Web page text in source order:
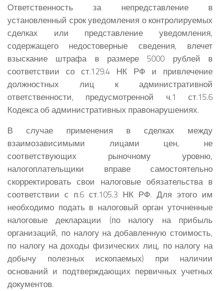
Ответственность за непредставление в
установленный срок уведомления о контролируемых
сделках или представление уведомления,
содержащего недостоверные сведения, влечет
взыскание штрафа в размере 5000 рублей в
соответствии со ст.129.4 НК РФ и привлечение
должностных лиц к административной
ответственности, предусмотренной ч.1 ст.15.6
Кодекса об административных правонарушениях.
В случае применения в сделках между
взаимозависимыми лицами цен, не
соответствующих рыночному уровню,
налогоплательщики вправе самостоятельно
скорректировать свои налоговые обязательства в
соответствии с п.6 ст.105.3 НК РФ. Для этого им
необходимо подать в налоговый орган уточненные
налоговые декларации (по налогу на прибыль
организаций, по налогу на добавленную стоимость,
по налогу на доходы физических лиц, по налогу на
добычу полезных ископаемых) при наличии
оснований и подтверждающих первичных учетных
документов.